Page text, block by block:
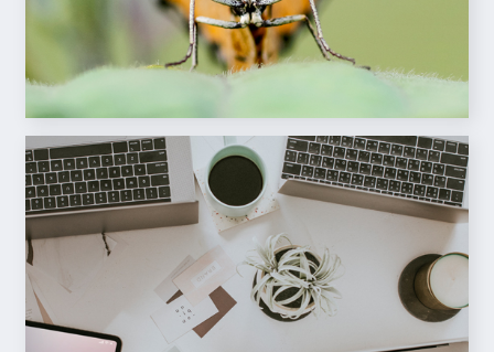
Talent program
SHOW MORE